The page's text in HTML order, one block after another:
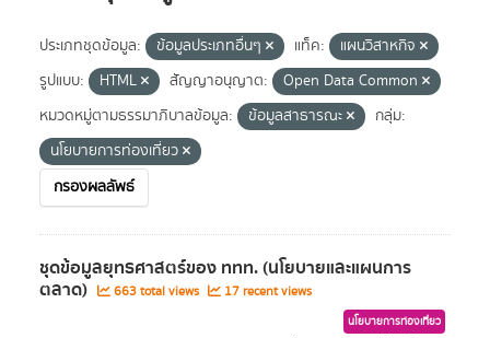
ประเภทชุดข้อมูล: ข้อมูลประเภทอื่นๆ แท็ค:
แผนวิสาหกิจ
รูปแบบ:
HTML สัญญาอนุญาต:
Open Data Common
หมวดหมู่ตามธรรมาภิบาลข้อมูล:
ข้อมูลสาธารณะ
กลุ่ม:
นโยบายการท่องเที่ยว
กรองผลลัพธ์
ชุดข้อมูลยุทธศาสตร์ของ ททท. (นโยบายและแผนการ
ตลาด) 663 total views 17 recent views
นโยบายการท่องเที่ยว